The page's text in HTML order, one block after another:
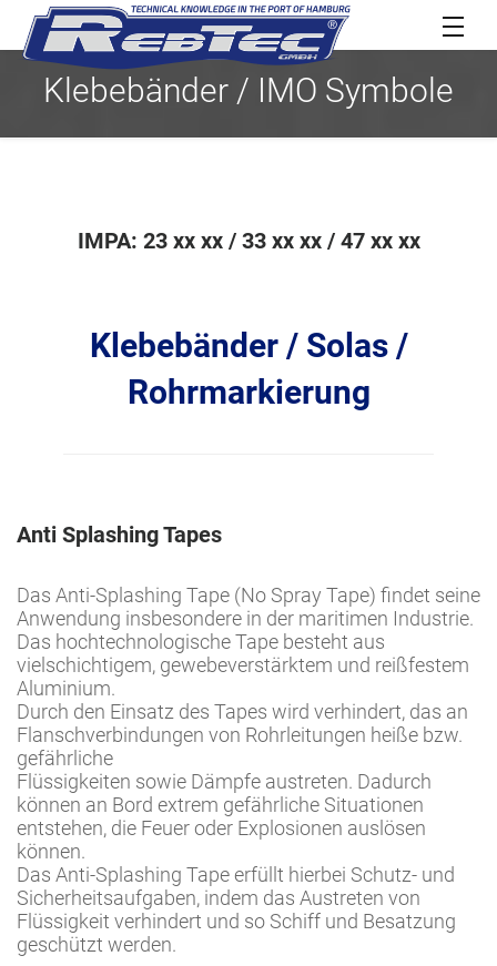
Klebebänder / IMO Symbole
IMPA: 23 xx xx / 33 xx xx / 47 xx xx
Klebebänder / Solas /
Rohrmarkierung
Anti Splashing Tapes
Das Anti-Splashing Tape (No Spray Tape) findet seine
Anwendung insbesondere in der maritimen Industrie.
Das hochtechnologische Tape besteht aus
vielschichtigem, gewebeverstärktem und reißfestem
Aluminium.
Durch den Einsatz des Tapes wird verhindert, das an
Flanschverbindungen von Rohrleitungen heiße bzw.
gefährliche
Flüssigkeiten sowie Dämpfe austreten. Dadurch
können an Bord extrem gefährliche Situationen
entstehen, die Feuer oder Explosionen auslösen
können.
Das Anti-Splashing Tape erfüllt hierbei Schutz- und
Sicherheitsaufgaben, indem das Austreten von
Flüssigkeit verhindert und so Schiff und Besatzung
geschützt werden.